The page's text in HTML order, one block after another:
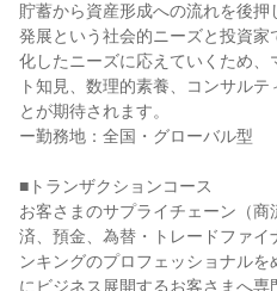
貯蓄から資産形成への流れを後
発展という社会的ニーズと投資
化したニーズに応えていくため
ト知見、数理的素養、コンサル
とが期待されます。
ー勤務地：全国・グローバル型
■トランザクションコース
お客さまのサプライチェーン（
済、預金、為替・トレードファ
ンキングのプロフェッショナル
にビジネス展開するお客さまへ